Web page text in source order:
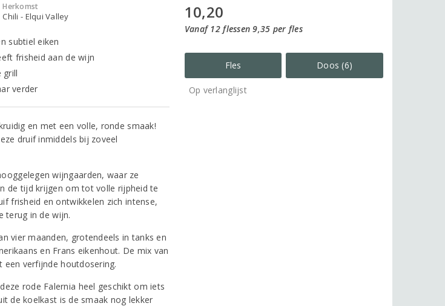
Herkomst
Chili - Elqui Valley
subtiel eiken
frisheid aan de wijn
grill
verder
en met een volle, ronde smaak!
druif inmiddels bij zoveel
wijngaarden, waar ze
de tijd krijgen om tot volle rijpheid te
frisheid en ontwikkelen zich intense,
terug in de wijn.
vier maanden, grotendeels in tanks en
en Frans eikenhout. De mix van
verfijnde houtdosering.
rode Falernia heel geschikt om iets
de koelkast is de smaak nog lekker
10,20
Vanaf 12 flessen 9,35 per fles
Fles Doos (6)
Op verlanglijst